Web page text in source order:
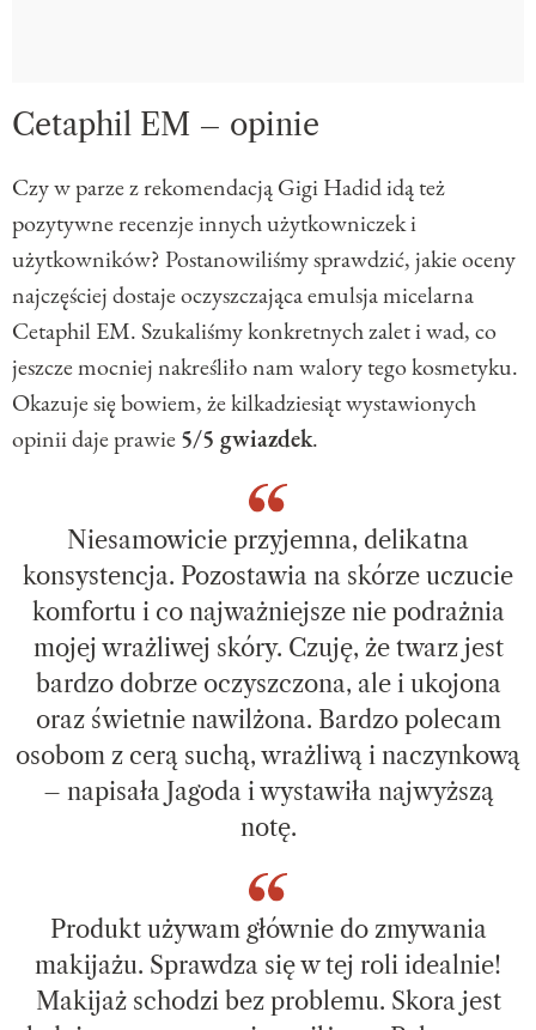
Cetaphil EM – opinie
Czy w parze z rekomendacją Gigi Hadid idą też
pozytywne recenzje innych użytkowniczek i
użytkowników? Postanowiliśmy sprawdzić, jakie oceny
najczęściej dostaje oczyszczająca emulsja micelarna
Cetaphil EM. Szukaliśmy konkretnych zalet i wad, co
jeszcze mocniej nakreśliło nam walory tego kosmetyku.
Okazuje się bowiem, że kilkadziesiąt wystawionych
opinii daje prawie5/5 gwiazdek.
Niesamowicie przyjemna, delikatna
konsystencja. Pozostawia na skórze uczucie
komfortu i co najważniejsze nie podrażnia
mojej wrażliwej skóry. Czuję, że twarz jest
bardzo dobrze oczyszczona, ale i ukojona
oraz świetnie nawilżona. Bardzo polecam
osobom z cerą suchą, wrażliwą i naczynkową
– napisała Jagoda i wystawiła najwyższą
notę.
Produkt używam głównie do zmywania
makijażu. Sprawdza się w tej roli idealnie!
Makijaż schodzi bez problemu. Skora jest